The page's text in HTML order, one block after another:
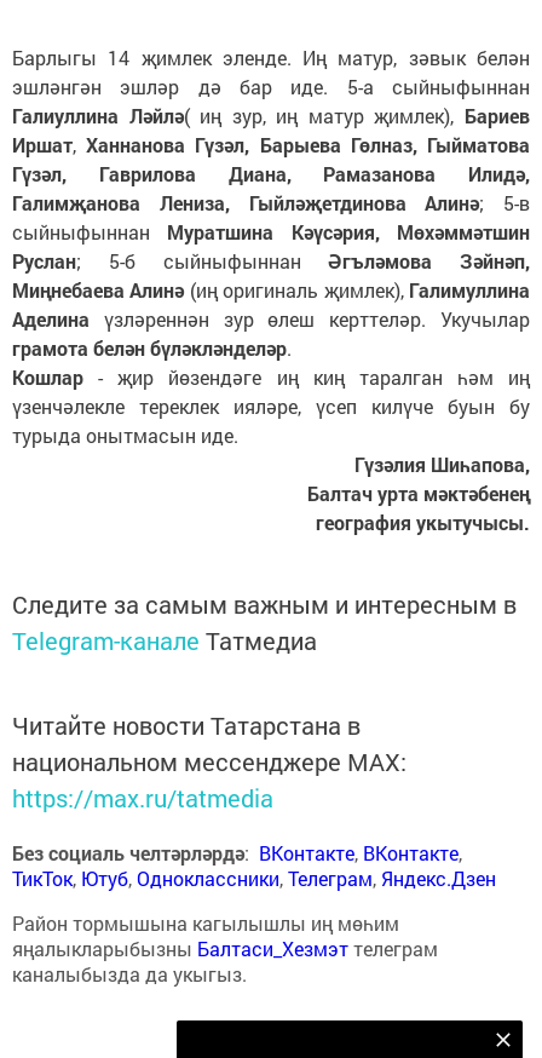
Барлыгы 14 җимлек эленде. Иң матур, зәвык белән
эшләнгән эшләр дә бар иде. 5-а сыйныфыннан
Галиуллина Ләйлә( иң зур, иң матур җимлек), Бариев
Иршат,Ханнанова Гүзәл, Барыева Гөлназ, Гыйматова
Гүзәл, Гаврилова Диана, Рамазанова Илидә,
Галимҗанова Лениза, Гыйләҗетдинова Алинә; 5-в
сыйныфыннан Муратшина Кәүсәрия, Мөхәммәтшин
Руслан; 5-б сыйныфыннанӘгъләмова Зәйнәп,
Миңнебаева Алинә(иң оригиналь җимлек), Галимуллина
Аделина үзләреннән зур өлеш керттеләр. Укучылар
грамота белән бүләкләнделәр.
Кошлар - җир йөзендәге иң киң таралган һәм иң
үзенчәлекле тереклек ияләре, үсеп килүче буын бу
турыда онытмасын иде.
Гүзәлия Шиһапова,
Балтач урта мәктәбенең
география укытучысы.
Следите за самым важным и интересным в
Telegram-канале Татмедиа
Читайте новости Татарстана в
национальном мессенджере MАХ:
https://max.ru/tatmedia
Без социаль челтәрләрдә: ВКонтакте, ВКонтакте,
ТикТок, Ютуб,Одноклассники,Телеграм, Яндекс.Дзен
Район тормышына кагылышлы иң мөһим
яңалыкларыбызны Балтаси_Хезмэттелеграм
каналыбызда да укыгыз.